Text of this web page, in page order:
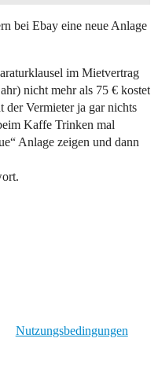
bei Ebay eine neue Anlage
im Mietvertrag
nicht mehr als 75 € kostet
der Vermieter ja gar nichts
Kaffe Trinken mal
Anlage zeigen und dann
Nutzungsbedingungen